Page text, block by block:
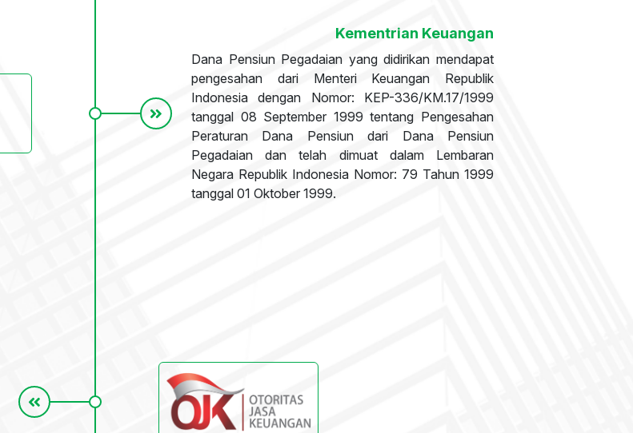
Kementrian Keuangan
Dana Pensiun Pegadaian yang didirikan mendapat
pengesahan dari Menteri Keuangan Republik
Indonesia dengan Nomor: KEP-336/KM.17/1999
tanggal 08 September 1999 tentang Pengesahan
Peraturan Dana Pensiun dari Dana Pensiun
Pegadaian dan telah dimuat dalam Lembaran
Negara Republik Indonesia Nomor: 79 Tahun 1999
tanggal 01 Oktober 1999.